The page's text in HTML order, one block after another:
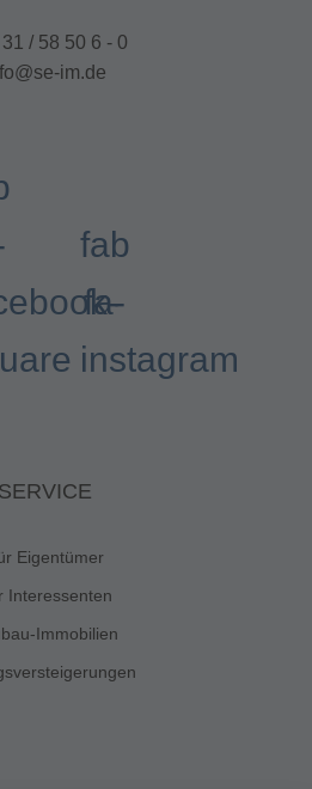
/ 58 50 6 - 0
im.de
fab
fa-
instagram
SERVICE
Eigentümer
Interessenten
Immobilien